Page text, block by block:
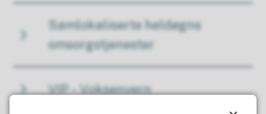
Samlokaliserte heldøgns
omsorgstjenester
VIP - Voksenvern